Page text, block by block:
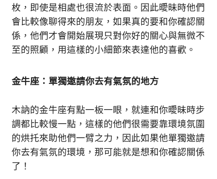
枚，即使是相處也很流於表面。因此曖昧時他們
會比較像聊得來的朋友，如果真的要和你確認關
係，他們才會開始展現只對你好的關心與無微不
至的照顧，用這樣的小細節來表達他的喜歡。
金牛座：單獨邀請你去有氣氛的地方
木訥的金牛座有點一板一眼，就連和你曖昧時步
調都比較慢一點，這樣的他們很需要靠環境氛圍
的烘托來助他們一臂之力，因此如果他單獨邀請
你去有氣氛的環境，那可能就是想和你確認關係
了！